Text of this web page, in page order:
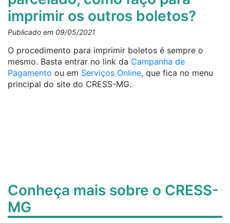
imprimir os outros boletos?
Publicado em 09/05/2021
O procedimento para imprimir boletos é sempre o
mesmo. Basta entrar no link da Campanha de
Pagamento ou em Serviços Online, que fica no menu
principal do site do CRESS-MG.
Conheça mais sobre o CRESS-
MG